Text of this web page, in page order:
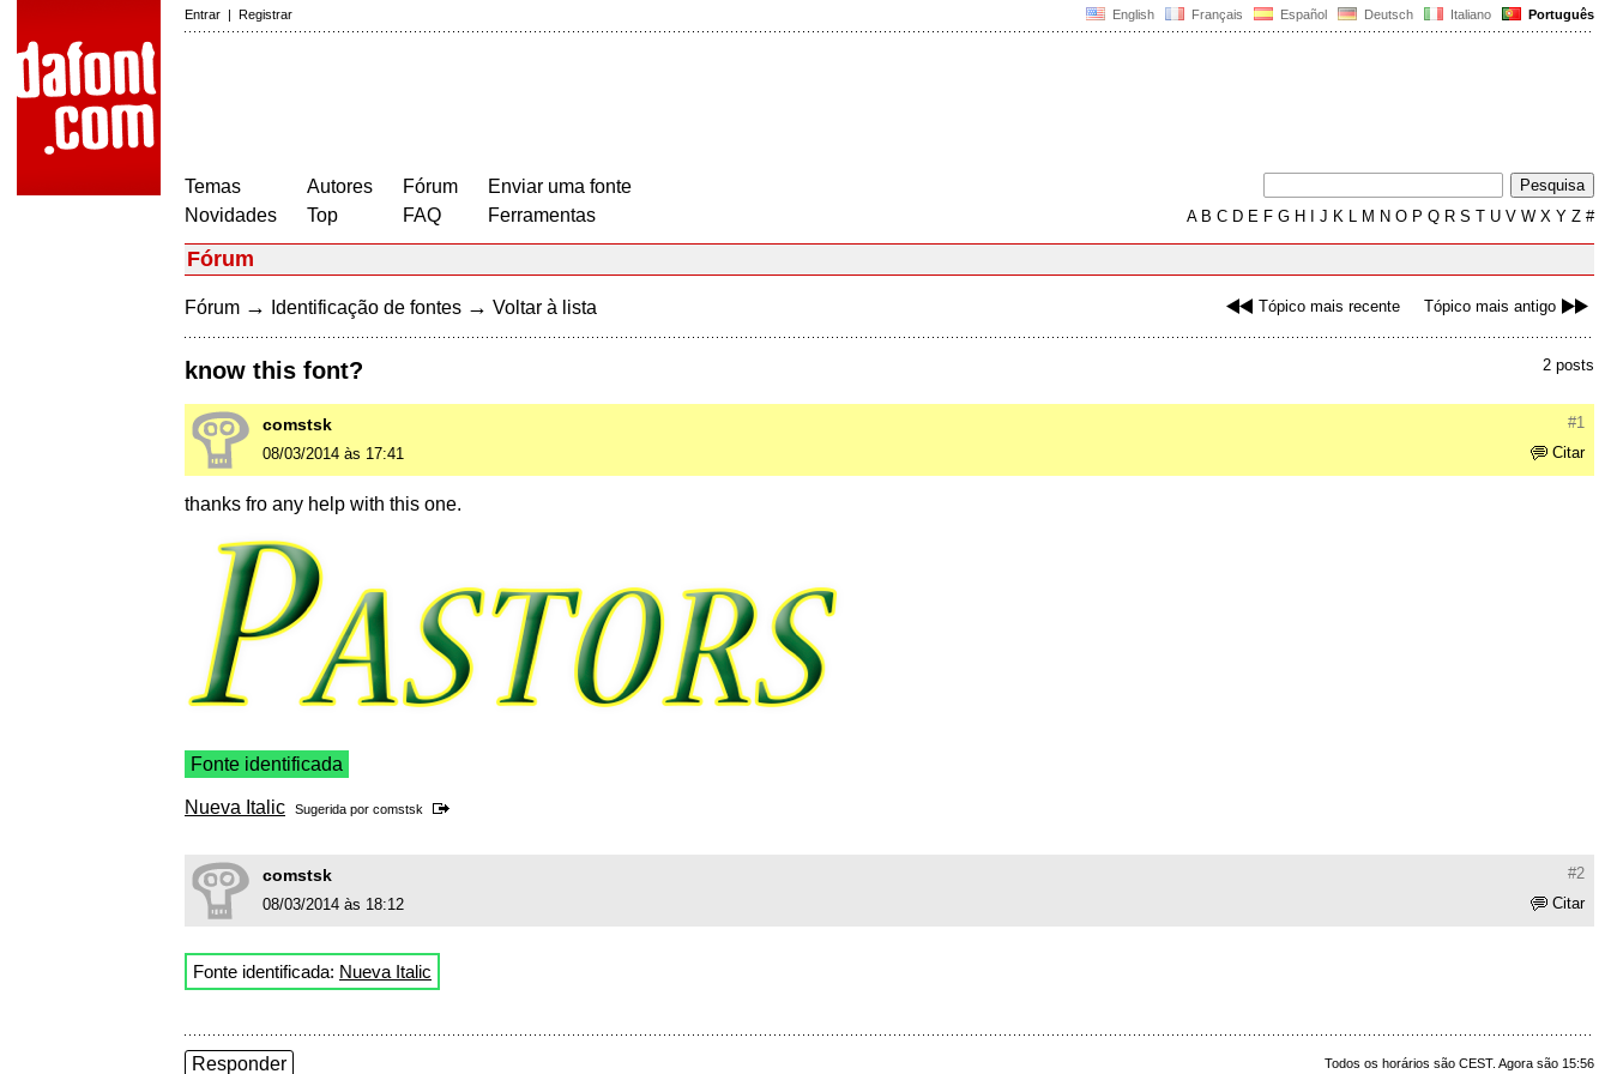
English Français Español Deutsch Italiano Português
Entrar | Registrar
Temas
Novidades
Autores
Top
Fórum
FAQ
Enviar uma fonte
Ferramentas
AB C D E F G H J K L M N O P Q R S T U V W X Y Z #
Fórum
Tópico mais recente Tópico mais antigo
Fórum → Identificação de fontes → Voltar à lista
2 posts
know this font?
#1
comstsk
Citar
08/03/2014 às 17:41
thanks fro any help with this one.
Fonte identificada
Nueva Italic Sugerida por comstsk
#2
comstsk
Citar
08/03/2014 às 18:12
Fonte identificada: Nueva Italic
Todos os horários são CEST. Agora são 15:56
Responder